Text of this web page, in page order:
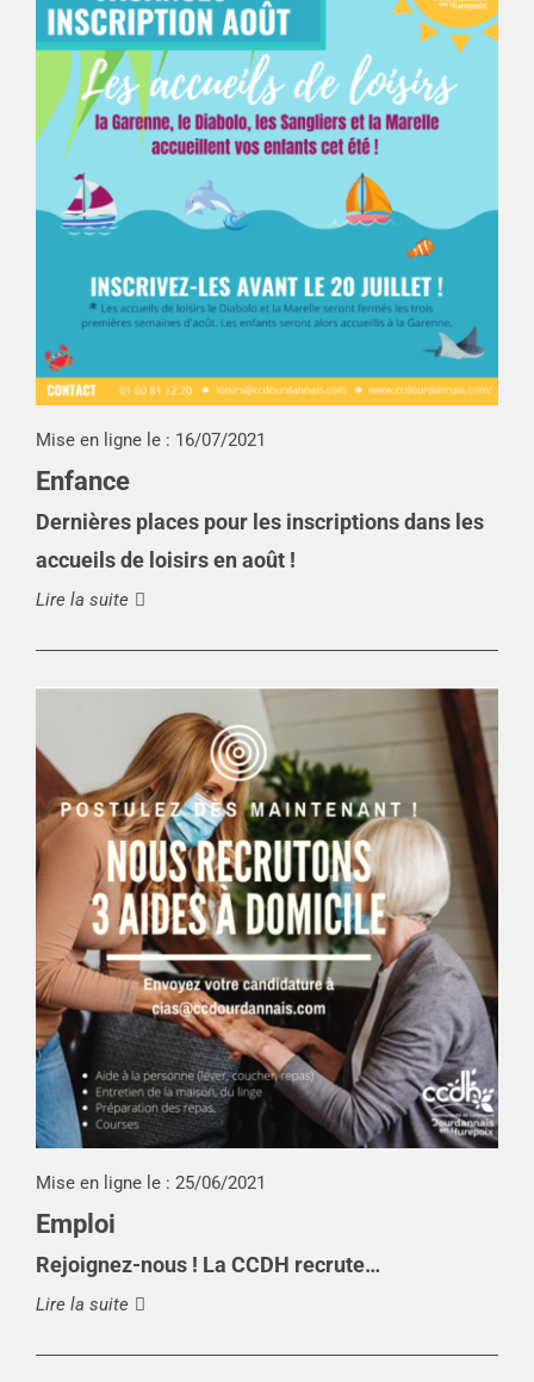
Mise en ligne le : 16/07/2021
Enfance
Dernières places pour les inscriptions dans les
accueils de loisirs en août !
Lire la suite
Mise en ligne le : 25/06/2021
Emploi
Rejoignez-nous ! La CCDH recrute…
Lire la suite